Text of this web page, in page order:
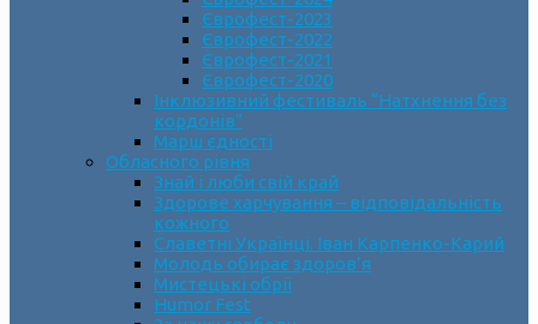
Єврофест-2023
Єврофест-2022
Єврофест-2021
Єврофест-2020
Інклюзивний фестиваль “Натхнення без
кордонів”
Марш єдності
Обласного рівня
Знай і люби свій край
Здорове харчування – відповідальність
кожного
Славетні Українці. Іван Карпенко-Карий
Молодь обирає здоров’я
Мистецькі обрії
Humor Fest